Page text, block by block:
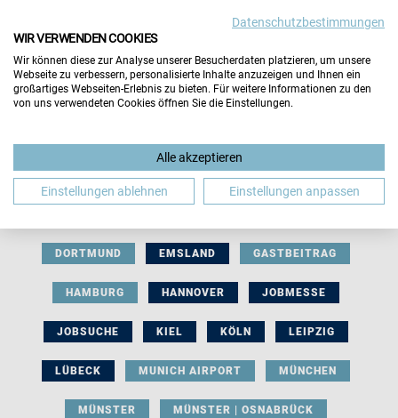
BERUFLICHE ORIENTIERUNG BEWERBUNG
DORTMUND EMSLAND GASTBEITRAG
HAMBURG HANNOVER JOBMESSE
JOBSUCHE KIEL KÖLN LEIPZIG
LÜBECK MUNICH AIRPORT MÜNCHEN
MÜNSTER MÜNSTER | OSNABRÜCK
Datenschutzbestimmungen
WIR VERWENDEN COOKIES
Wir können diese zur Analyse unserer Besucherdaten platzieren, um unsere
Webseite zu verbessern, personalisierte Inhalte anzuzeigen und Ihnen ein
großartiges Webseiten-Erlebnis zu bieten. Für weitere Informationen zu den
von uns verwendeten Cookies öffnen Sie die Einstellungen.
Alle akzeptieren
Einstellungen ablehnen Einstellungen anpassen